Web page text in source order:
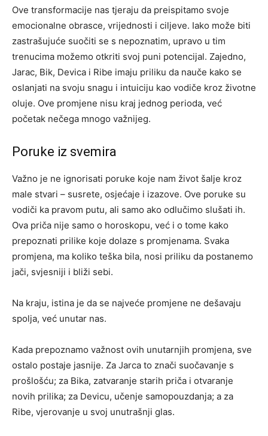
Ove transformacije nas tjeraju da preispitamo svoje
emocionalne obrasce, vrijednosti i ciljeve. Iako može biti
zastrašujuće suočiti se s nepoznatim, upravo u tim
trenucima možemo otkriti svoj puni potencijal. Zajedno,
Jarac, Bik, Devica i Ribe imaju priliku da nauče kako se
oslanjati na svoju snagu i intuiciju kao vodiče kroz životne
oluje. Ove promjene nisu kraj jednog perioda, već
početak nečega mnogo važnijeg.
Poruke iz svemira
Važno je ne ignorisati poruke koje nam život šalje kroz
male stvari – susrete, osjećaje i izazove. Ove poruke su
vodiči ka pravom putu, ali samo ako odlučimo slušati ih.
Ova priča nije samo o horoskopu, već i o tome kako
prepoznati prilike koje dolaze s promjenama. Svaka
promjena, ma koliko teška bila, nosi priliku da postanemo
jači, svjesniji i bliži sebi.
Na kraju, istina je da se najveće promjene ne dešavaju
spolja, već unutar nas.
Kada prepoznamo važnost ovih unutarnjih promjena, sve
ostalo postaje jasnije. Za Jarca to znači suočavanje s
prošlošću; za Bika, zatvaranje starih priča i otvaranje
novih prilika; za Devicu, učenje samopouzdanja; a za
Ribe, vjerovanje u svoj unutrašnji glas.